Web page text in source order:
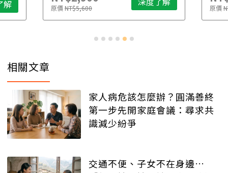
解 原價NT$5,600 原價
相關文章
家人病危該怎麼辦？圓滿善終
第一步先開家庭會議：尋求共
識減少紛爭
交通不便、子女不在身邊…